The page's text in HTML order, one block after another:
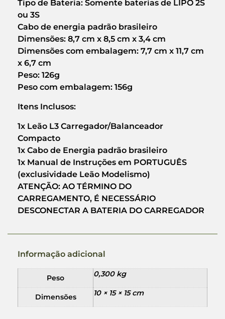
Tipo de Bateria: Somente baterias de LIPO 2S
ou 3S
Cabo de energia padrão brasileiro
Dimensões: 8,7 cm x 8,5 cm x 3,4 cm
Dimensões com embalagem: 7,7 cm x 11,7 cm
x 6,7 cm
Peso: 126g
Peso com embalagem: 156g
Itens Inclusos:
1x Leão L3 Carregador/Balanceador
Compacto
1x Cabo de Energia padrão brasileiro
1x Manual de Instruções em PORTUGUÊS
(exclusividade Leão Modelismo)
ATENÇÃO: AO TÉRMINO DO
CARREGAMENTO, É NECESSÁRIO
DESCONECTAR A BATERIA DO CARREGADOR
Informação adicional
Peso 0,300 kg
Dimensões 10 × 15 × 15 cm